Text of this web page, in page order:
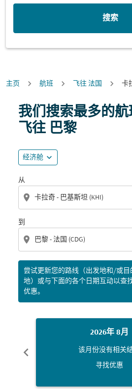
搜索
主页 航班 飞往 法国 卡
我们搜索最多的
飞往 巴黎
经济舱 expand_more
从
location_on
到
location_on
尝试更新您的路线（出发地和/或目
地）或与下面的各个日期互动以查
优惠。
尝试更新您的路线（出发地和/
chevron_left
2026年 8月
该月份没有相关
寻找优惠